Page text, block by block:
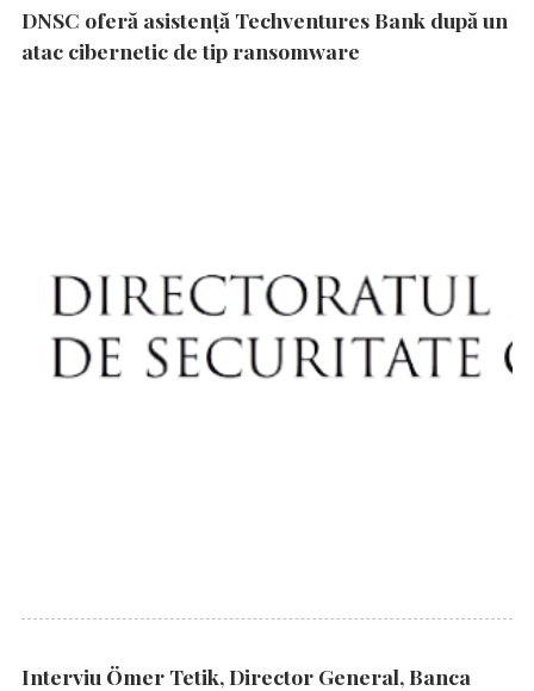
DNSC oferă asistență Techventures Bank după un
atac cibernetic de tip ransomware
Interviu Ömer Tetik, Director General, Banca